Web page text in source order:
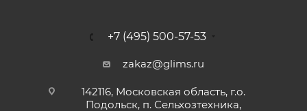
+7 (495) 500-57-53
zakaz@glims.ru
142116, Московская область, г.о.
Подольск, п. Сельхозтехника,